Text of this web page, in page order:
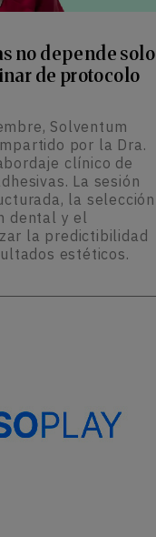
no depende solo
de protocolo
Solventum
por la Dra.
clínico de
La sesión
la selección
dental y el
la predictibilidad
estéticos.